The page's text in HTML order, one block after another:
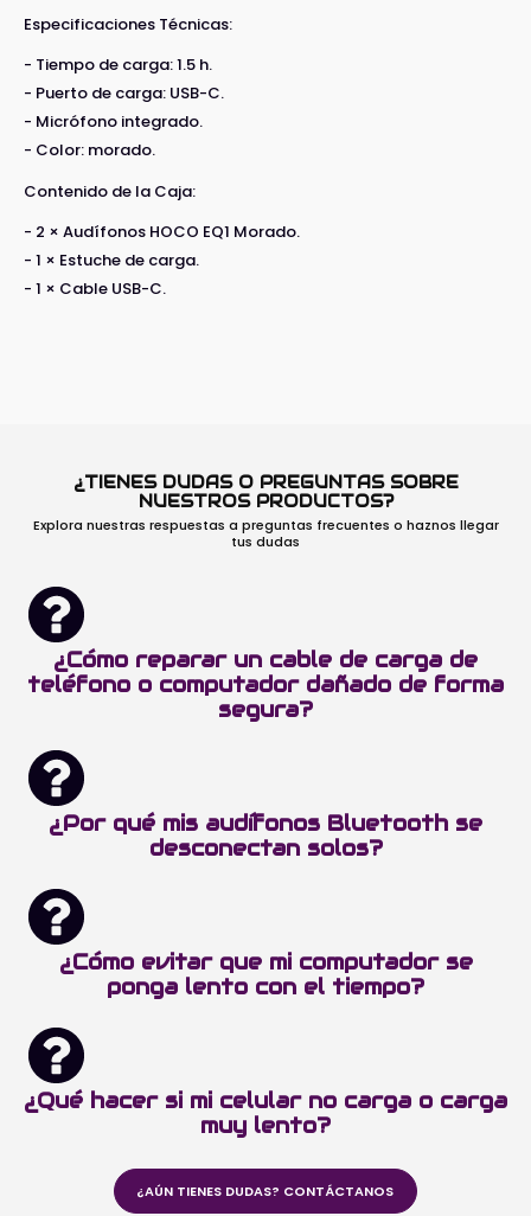
Especificaciones Técnicas:
- Tiempo de carga: 1.5 h.
- Puerto de carga: USB-C.
- Micrófono integrado.
- Color: morado.
Contenido de la Caja:
- 2 × Audífonos HOCO EQ1 Morado.
- 1 × Estuche de carga.
- 1 × Cable USB-C.
¿TIENES DUDAS O PREGUNTAS SOBRE
NUESTROS PRODUCTOS?
Explora nuestras respuestas a preguntas frecuentes o haznos llegar
tus dudas
¿Cómo reparar un cable de carga de
teléfono o computador dañado de forma
segura?
¿Por qué mis audífonos Bluetooth se
desconectan solos?
¿Cómo evitar que mi computador se
ponga lento con el tiempo?
¿Qué hacer si mi celular no carga o carga
muy lento?
¿AÚN TIENES DUDAS? CONTÁCTANOS